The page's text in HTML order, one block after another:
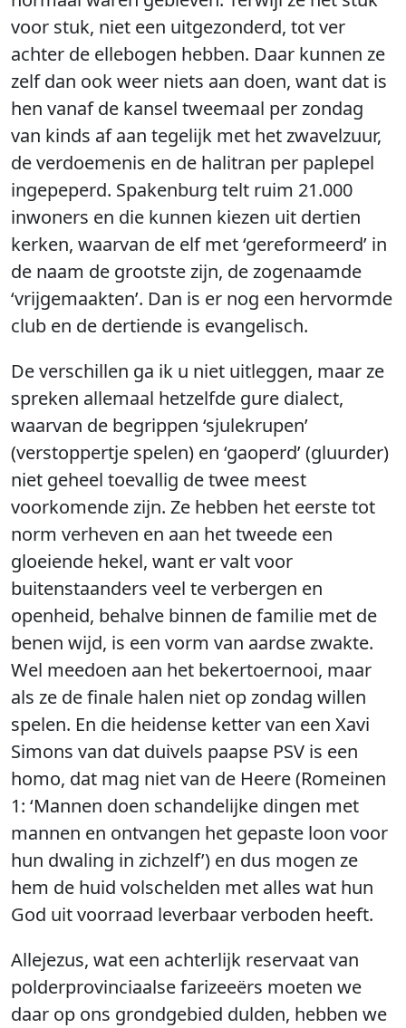
voor stuk, niet een uitgezonderd, tot ver
achter de ellebogen hebben. Daar kunnen ze
zelf dan ook weer niets aan doen, want dat is
hen vanaf de kansel tweemaal per zondag
van kinds af aan tegelijk met het zwavelzuur,
de verdoemenis en de halitran per paplepel
ingepeperd. Spakenburg telt ruim 21.000
inwoners en die kunnen kiezen uit dertien
kerken, waarvan de elf met ‘gereformeerd’ in
de naam de grootste zijn, de zogenaamde
‘vrijgemaakten’. Dan is er nog een hervormde
club en de dertiende is evangelisch.
De verschillen ga ik u niet uitleggen, maar ze
spreken allemaal hetzelfde gure dialect,
waarvan de begrippen ‘sjulekrupen’
(verstoppertje spelen) en ‘gaoperd’ (gluurder)
niet geheel toevallig de twee meest
voorkomende zijn. Ze hebben het eerste tot
norm verheven en aan het tweede een
gloeiende hekel, want er valt voor
buitenstaanders veel te verbergen en
openheid, behalve binnen de familie met de
benen wijd, is een vorm van aardse zwakte.
Wel meedoen aan het bekertoernooi, maar
als ze de finale halen niet op zondag willen
spelen. En die heidense ketter van een Xavi
Simons van dat duivels paapse PSV is een
homo, dat mag niet van de Heere (Romeinen
1: ‘Mannen doen schandelijke dingen met
mannen en ontvangen het gepaste loon voor
hun dwaling in zichzelf’) en dus mogen ze
hem de huid volschelden met alles wat hun
God uit voorraad leverbaar verboden heeft.
Allejezus, wat een achterlijk reservaat van
polderprovinciaalse farizeeërs moeten we
daar op ons grondgebied dulden, hebben we